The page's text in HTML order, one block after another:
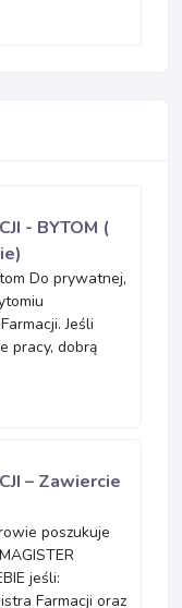
- BYTOM (
Do prywatnej,
Jeśli
pracy, dobrą
– Zawiercie
poszukuje
jeśli:
Farmacji oraz